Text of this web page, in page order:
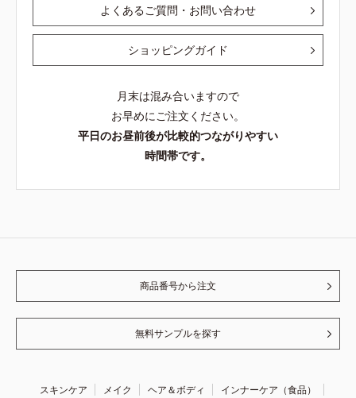
よくあるご質問・お問い合わせ
ショッピングガイド
月末は混み合いますので
お早めにご注文ください。
平日のお昼前後が比較的つながりやすい
時間帯です。
商品番号から注文
無料サンプルを探す
スキンケア メイク ヘア＆ボディ
インナーケア（食品）